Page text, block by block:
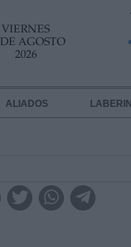
VIERNES
AGOSTO
2026
ALIADOS
DATOS